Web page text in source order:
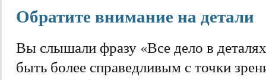
Обратите внимание на детали
Вы слышали фразу «Все дело в
быть более справедливым с точки